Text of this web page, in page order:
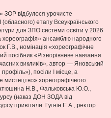
ЗОР відбулося урочисте
етапу Всеукраїнського
для ЗПО системи освіти у 2026
ансамблю народного
номінація «хореографічне
посібник «Різнорівневе навчання
викликів», автор — Яновський
профіль»), посіли І місце, а
мистецтво» хореографічного
Н.В., Фальковська Ю.О.,
(наказ ДОН ЗОДА від
привітали: Гугнін Е.А., ректор